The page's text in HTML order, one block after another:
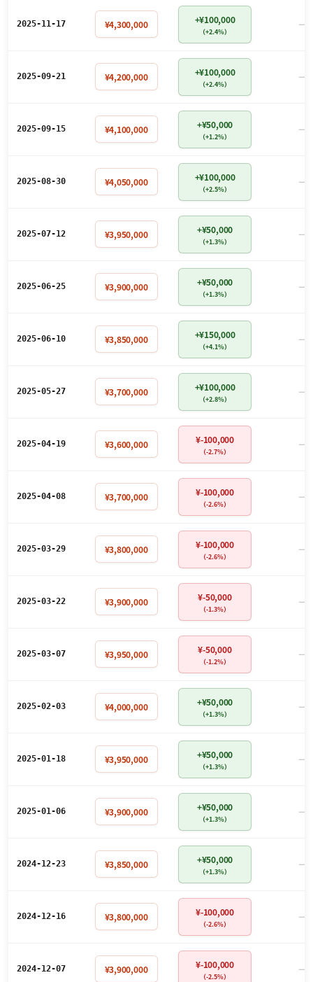
2025-11-17 ¥4,300,000 +¥100,000
（+2.4%） －
2025-09-21 ¥4,200,000 +¥100,000
（+2.4%） －
2025-09-15 ¥4,100,000 +¥50,000
（+1.2%） －
2025-08-30 ¥4,050,000 +¥100,000
（+2.5%） －
2025-07-12 ¥3,950,000 +¥50,000
（+1.3%） －
2025-06-25 ¥3,900,000 +¥50,000
（+1.3%） －
2025-06-10 ¥3,850,000 +¥150,000
（+4.1%） －
2025-05-27 ¥3,700,000 +¥100,000
（+2.8%） －
2025-04-19 ¥3,600,000 ¥-100,000
（-2.7%） －
2025-04-08 ¥3,700,000 ¥-100,000
（-2.6%） －
2025-03-29 ¥3,800,000 ¥-100,000
（-2.6%） －
2025-03-22 ¥3,900,000 ¥-50,000
（-1.3%） －
2025-03-07 ¥3,950,000 ¥-50,000
（-1.2%） －
2025-02-03 ¥4,000,000 +¥50,000
（+1.3%） －
2025-01-18 ¥3,950,000 +¥50,000
（+1.3%） －
2025-01-06 ¥3,900,000 +¥50,000
（+1.3%） －
2024-12-23 ¥3,850,000 +¥50,000
（+1.3%） －
2024-12-16 ¥3,800,000 ¥-100,000
（-2.6%） －
2024-12-07 ¥3,900,000 ¥-100,000
（-2.5%） －